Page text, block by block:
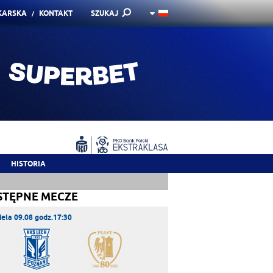
KONTAKT SZUKAJ
HISTORIA
MECZE
09.08 godz.17:30